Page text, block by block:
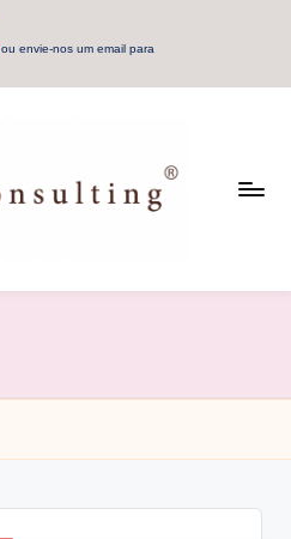
ou envie-nos um email para